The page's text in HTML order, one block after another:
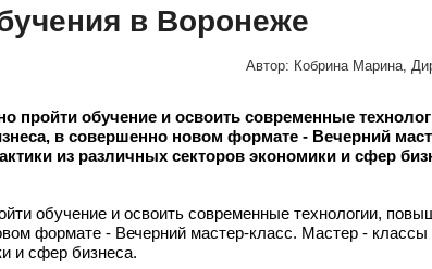
в Воронеже
Автор: Кобрина Марина,
пройти обучение и освоить современные
в совершенно новом формате - Вечерний
из различных секторов экономики и сфер
обучение и освоить современные технологии,
формате - Вечерний мастер-класс. Мастер -
и сфер бизнеса.